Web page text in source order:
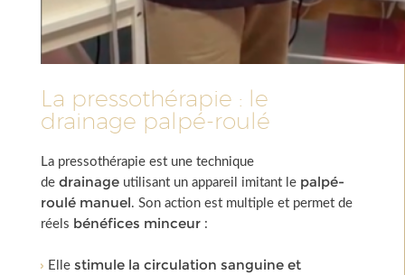
La pressothérapie : le
drainage palpé-roulé
La pressothérapie est une technique
de drainageutilisant un appareil imitant le palpé-
roulé manuel. Son action est multiple et permet de
réels bénéfices minceur:
Elle stimule la circulation sanguine et